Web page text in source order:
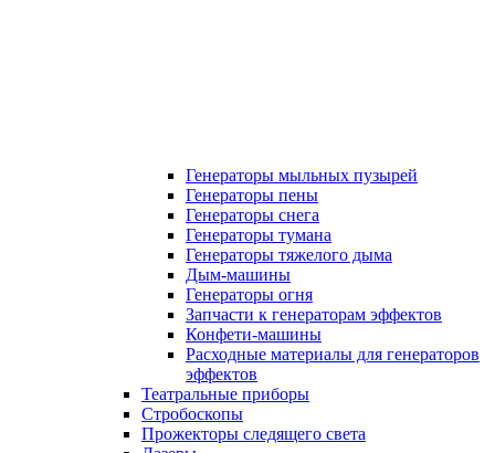
Генераторы мыльных пузырей
Генераторы пены
Генераторы снега
Генераторы тумана
Генераторы тяжелого дыма
Дым-машины
Генераторы огня
Запчасти к генераторам эффектов
Конфети-машины
Расходные материалы для генераторов
эффектов
Театральные приборы
Стробоскопы
Прожекторы следящего света